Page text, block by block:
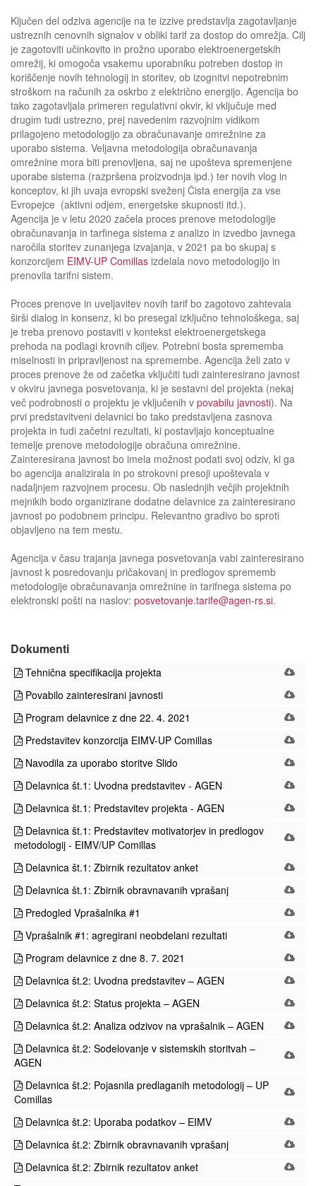
Ključen del odziva agencije na te izzive predstavlja zagotavljanje
ustreznih cenovnih signalov v obliki tarif za dostop do omrežja. Cilj
je zagotoviti učinkovito in prožno uporabo elektroenergetskih
omrežij, ki omogoča vsakemu uporabniku potreben dostop in
koriščenje novih tehnologij in storitev, ob izognitvi nepotrebnim
stroškom na računih za oskrbo z električno energijo. Agencija bo
tako zagotavljala primeren regulativni okvir, ki vključuje med
drugim tudi ustrezno, prej navedenim razvojnim vidikom
prilagojeno metodologijo za obračunavanje omrežnine za
uporabo sistema. Veljavna metodologija obračunavanja
omrežnine mora biti prenovljena, saj ne upošteva spremenjene
uporabe sistema (razpršena proizvodnja ipd.) ter novih vlog in
konceptov, ki jih uvaja evropski sveženj Čista energija za vse
Evropejce (aktivni odjem, energetske skupnosti itd.).
Agencija je v letu 2020 začela proces prenove metodologije
obračunavanja in tarfinega sistema z analizo in izvedbo javnega
naročila storitev zunanjega izvajanja, v 2021 pa bo skupaj s
konzorcijem EIMV-UP Comillas izdelala novo metodologijo in
prenovila tarifni sistem.
Proces prenove in uveljavitev novih tarif bo zagotovo zahtevala
širši dialog in konsenz, ki bo presegal izključno tehnološkega, saj
je treba prenovo postaviti v kontekst elektroenergetskega
prehoda na podlagi krovnih ciljev. Potrebni bosta sprememba
miselnosti in pripravljenost na spremembe. Agencija želi zato v
proces prenove že od začetka vključiti tudi zainteresirano javnost
v okviru javnega posvetovanja, ki je sestavni del projekta (nekaj
več podrobnosti o projektu je vključenih v povabilu javnosti). Na
prvi predstavitveni delavnici bo tako predstavljena zasnova
projekta in tudi začetni rezultati, ki postavljajo konceptualne
temelje prenove metodologije obračuna omrežnine.
Zainteresirana javnost bo imela možnost podati svoj odziv, ki ga
bo agencija analizirala in po strokovni presoji upoštevala v
nadaljnjem razvojnem procesu. Ob naslednjih večjih projektnih
mejnikih bodo organizirane dodatne delavnice za zainteresirano
javnost po podobnem principu. Relevantno gradivo bo sproti
objavljeno na tem mestu.
Agencija v času trajanja javnega posvetovanja vabi zainteresirano
javnost k posredovanju pričakovanj in predlogov sprememb
metodologije obračunavanja omrežnine in tarifnega sistema po
elektronski pošti na naslov: posvetovanje.tarife@agen-rs.si.
Dokumenti
Tehnična specifikacija projekta
Povabilo zainteresirani javnosti
Program delavnice z dne 22. 4. 2021
Predstavitev konzorcija EIMV-UP Comillas
Navodila za uporabo storitve Slido
Delavnica št.1: Uvodna predstavitev - AGEN
Delavnica št.1: Predstavitev projekta - AGEN
Delavnica št.1: Predstavitev motivatorjev in predlogov
metodologij - EIMV/UP Comillas
Delavnica št.1: Zbirnik rezultatov anket
Delavnica št.1: Zbirnik obravnavanih vprašanj
Predogled Vprašalnika #1
Vprašalnik #1: agregirani neobdelani rezultati
Program delavnice z dne 8. 7. 2021
Delavnica št.2: Uvodna predstavitev – AGEN
Delavnica št.2: Status projekta – AGEN
Delavnica št.2: Analiza odzivov na vprašalnik – AGEN
Delavnica št.2: Sodelovanje v sistemskih storitvah –
AGEN
Delavnica št.2: Pojasnila predlaganih metodologij – UP
Comillas
Delavnica št.2: Uporaba podatkov – EIMV
Delavnica št.2: Zbirnik obravnavanih vprašanj
Delavnica št.2: Zbirnik rezultatov anket